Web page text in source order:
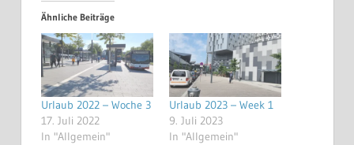
Ähnliche Beiträge
Urlaub 2022 – Woche 3
17. Juli 2022
In "Allgemein"
Urlaub 2023 – Week 1
9. Juli 2023
In "Allgemein"